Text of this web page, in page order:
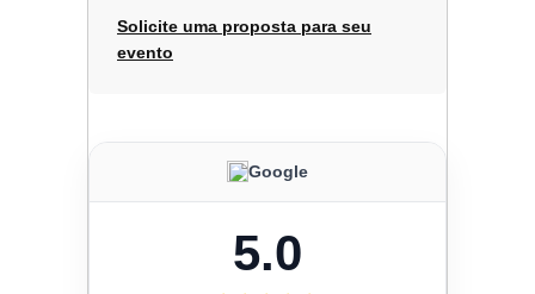
Solicite uma proposta para seu
evento
Google
5.0